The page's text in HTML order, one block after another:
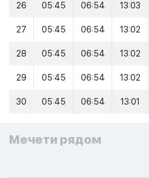
26 05:45 06:54 13:03
27 05:45 06:54 13:02
28 05:45 06:54 13:02
29 05:45 06:54 13:02
30 05:45 06:54 13:01
Мечети рядом